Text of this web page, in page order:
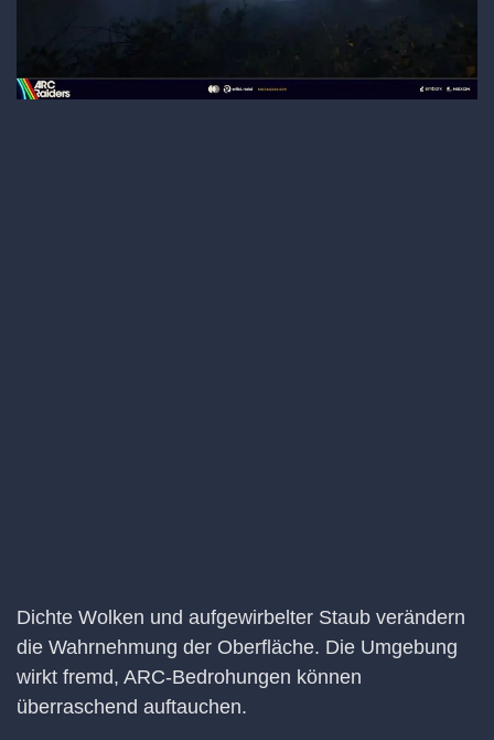
Dichte Wolken und aufgewirbelter Staub verändern
die Wahrnehmung der Oberfläche. Die Umgebung
wirkt fremd, ARC-Bedrohungen können
überraschend auftauchen.